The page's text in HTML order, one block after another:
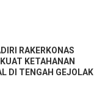
RAKERKONAS
KETAHANAN
DI TENGAH GEJOLAK